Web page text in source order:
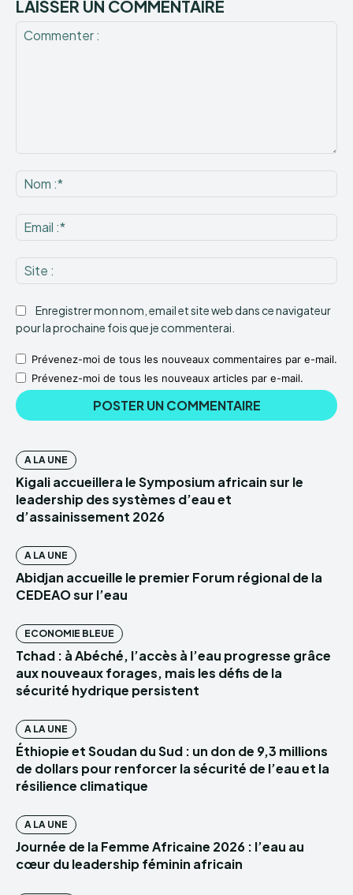
LAISSER UN COMMENTAIRE
:*
:*
:
Enregistrer mon nom, email et site web dans ce navigateur
pour la prochaine fois que je commenterai.
Prévenez-moi de tous les nouveaux commentaires par e-mail.
Prévenez-moi de tous les nouveaux articles par e-mail.
A LA UNE
Kigali accueillera le Symposium africain sur le
leadership des systèmes d’eau et
d’assainissement 2026
A LA UNE
Abidjan accueille le premier Forum régional de la
CEDEAO sur l’eau
ECONOMIE BLEUE
Tchad : à Abéché, l’accès à l’eau progresse grâce
aux nouveaux forages, mais les défis de la
sécurité hydrique persistent
A LA UNE
Éthiopie et Soudan du Sud : un don de 9,3 millions
de dollars pour renforcer la sécurité de l’eau et la
résilience climatique
A LA UNE
Journée de la Femme Africaine 2026 : l’eau au
cœur du leadership féminin africain